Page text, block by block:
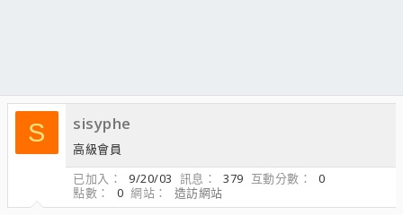
S sisyphe
高級會員
已加入
9/20/03 訊息 379 互動分數
0
點數
0 網站
造訪網站